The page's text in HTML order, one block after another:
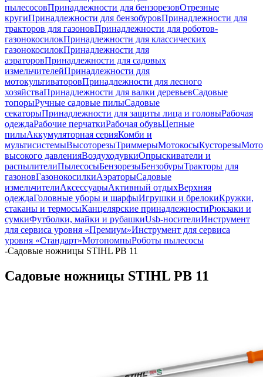
пылесосовПринадлежности для бензорезовОтрезные
кругиПринадлежности для бензобуровПринадлежности для
тракторов для газоновПринадлежности для роботов-
газонокосилокПринадлежности для классических
газонокосилокПринадлежности для
аэраторовПринадлежности для садовых
измельчителейПринадлежности для
мотокультиваторовПринадлежности для лесного
хозяйстваПринадлежности для валки деревьевСадовые
топорыРучные садовые пилыСадовые
секаторыПринадлежности для защиты лица и головыРабочая
одеждаРабочие перчаткиРабочая обувьЦепные
пилыАккумуляторная серияКомби и
мультисистемыВысоторезыТриммерыМотокосыКусторезы
высокого давленияВоздуходувкиОпрыскиватели и
распылителиПылесосыБензорезыБензобурыТракторы для
газоновГазонокосилкиАэраторыСадовые
измельчителиАксессуарыАктивный отдыхВерхняя
одеждаГоловные уборы и шарфыИгрушки и брелокиКружки,
стаканы и термосыКанцелярские принадлежностиРюкзаки и
сумкиФутболки, майки и рубашкиUsb-носителиИнструмент
для сервиса уровня «Премиум»Инструмент для сервиса
уровня «Стандарт»МотопомпыРоботы пылесосы
-Садовые ножницы STIHL PB 11
Садовые ножницы STIHL PB 11